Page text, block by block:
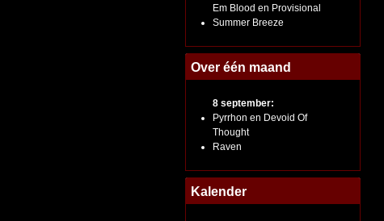
Em Blood en Provisional
Summer Breeze
Over één maand
8 september:
Pyrrhon en Devoid Of
Thought
Raven
Kalender